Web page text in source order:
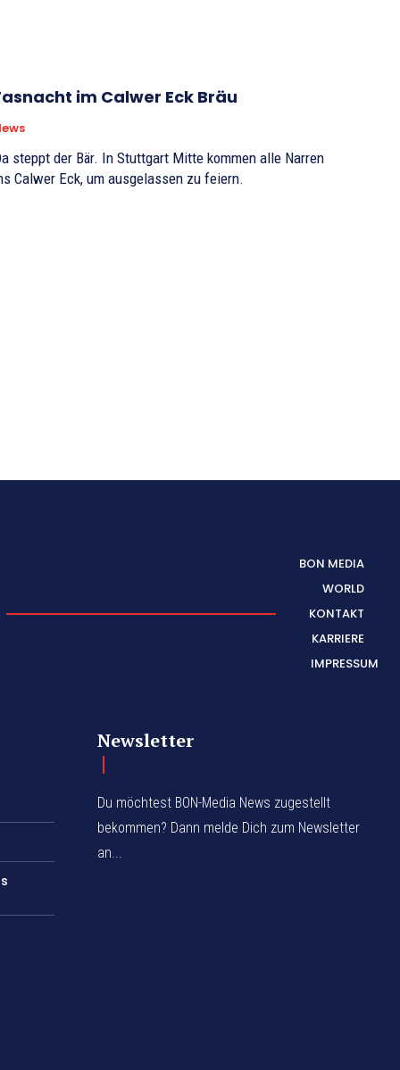
im Calwer Eck Bräu
steppt der Bär. In Stuttgart Mitte kommen alle Narren
Calwer Eck, um ausgelassen zu feiern.
BON MEDIA
WORLD
KONTAKT
KARRIERE
IMPRESSUM
Newsletter
Du möchtest BON-Media News zugestellt
bekommen? Dann melde Dich zum Newsletter
an...